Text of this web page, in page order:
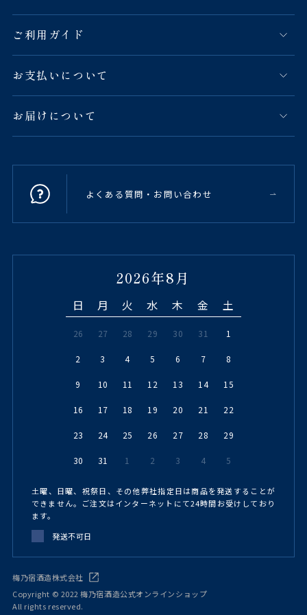
ご利用ガイド
お支払いについて
お届けについて
よくある質問・お問い合わせ
2026年8月
日 月 火 水 木 金 土
26 27 28 29 30 31 1
2 3 4 5 6 7 8
9 10 11 12 13 14 15
16 17 18 19 20 21 22
23 24 25 26 27 28 29
30 31 1 2 3 4 5
土曜、日曜、祝祭日、その他弊社指定日は商品を発送することが
できません。ご注文はインターネットにて24時間お受けしており
ます。
発送不可日
梅乃宿酒造株式会社
Copyright © 2022 梅乃宿酒造公式オンラインショップ
All rights reserved.